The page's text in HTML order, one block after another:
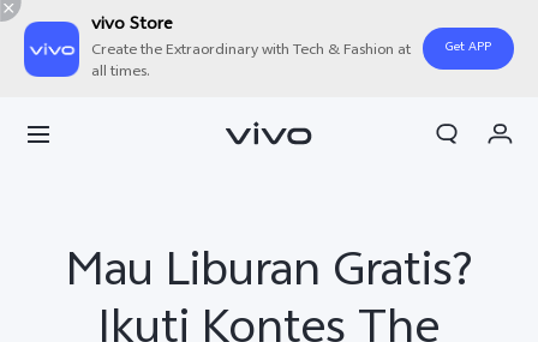
vivo Store
Create the Extraordinary with Tech & Fashion at
all times.
Get APP
Akun Saya
Mau Liburan Gratis?